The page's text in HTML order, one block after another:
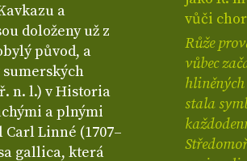
a
doloženy už z
původ, a
n. l.) v Historia
a plnými
Linné (1707–
gallica, která
vůči
Růže
vůbec
stala